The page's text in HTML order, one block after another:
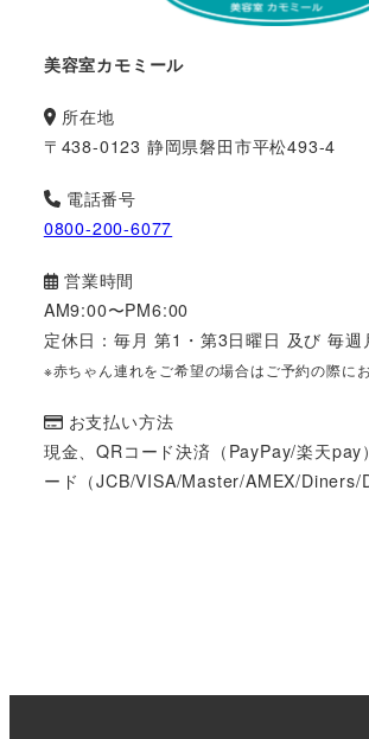
美容室カモミール
所在地
〒438-0123 静岡県磐田市平松493-4
電話番号
0800-200-6077
営業時間
AM9:00〜PM6:00
定休日：毎月 第1・第3日曜日 及び 毎週
※赤ちゃん連れをご希望の場合はご予約の際に
お支払い方法
現金、QRコード決済（PayPay/楽天pay
ード（JCB/VISA/Master/AMEX/Diners/